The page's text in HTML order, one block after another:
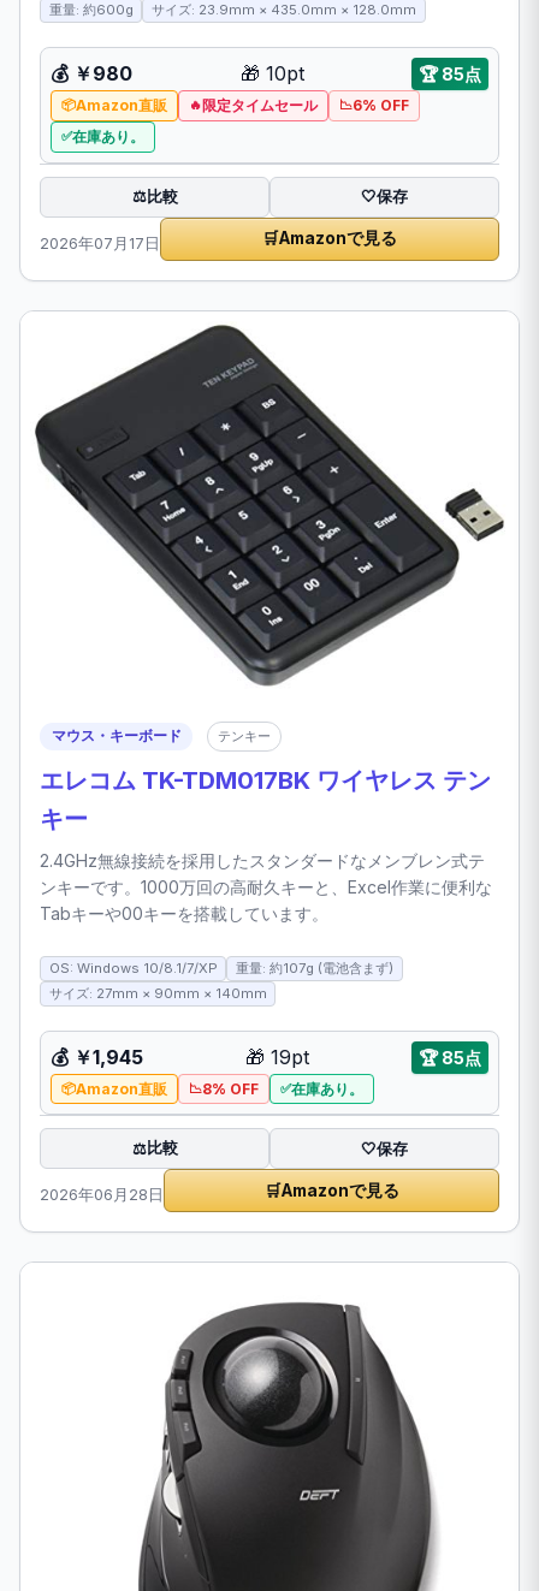
重量: 約600g サイズ: 23.9mm × 435.0mm × 128.0mm
💰 ￥980 🎁 10pt 🏆 85点
Amazon直販 限定タイムセール
6% OFF
在庫あり。
⚖️比較 🤍保存
2026年07月17日 🛒Amazonで見る
マウス・キーボード テンキー
エレコム TK-TDM017BK ワイヤレス テン
キー
2.4GHz無線接続を採用したスタンダードなメンブレン式テ
ンキーです。1000万回の高耐久キーと、Excel作業に便利な
Tabキーや00キーを搭載しています。
OS: Windows 10/8.1/7/XP
重量: 約107g (電池含まず)
サイズ: 27mm × 90mm × 140mm
💰 ￥1,945 🎁 19pt 🏆 85点
Amazon直販 8% OFF 在庫あり。
⚖️比較 🤍保存
2026年06月28日 🛒Amazonで見る